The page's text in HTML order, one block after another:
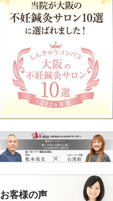
お客様の声